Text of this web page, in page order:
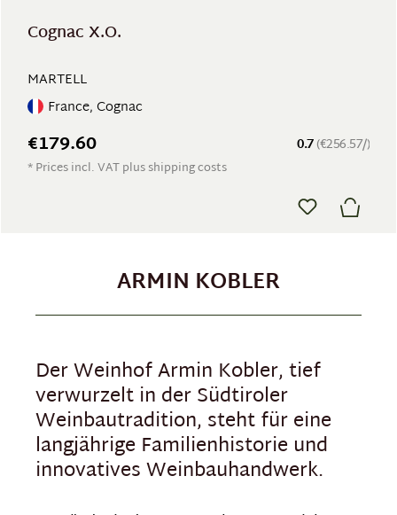
Cognac X.O.
MARTELL
France, Cognac
0.7(€256.57/)
€179.60
* Prices incl. VAT plus shipping costs
ARMIN KOBLER
Der Weinhof Armin Kobler, tief
verwurzelt in der Südtiroler
Weinbautradition, steht für eine
langjährige Familienhistorie und
innovatives Weinbauhandwerk.